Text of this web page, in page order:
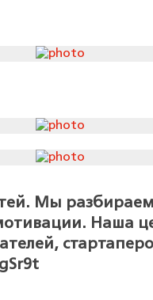
Мы разбираем
Наша